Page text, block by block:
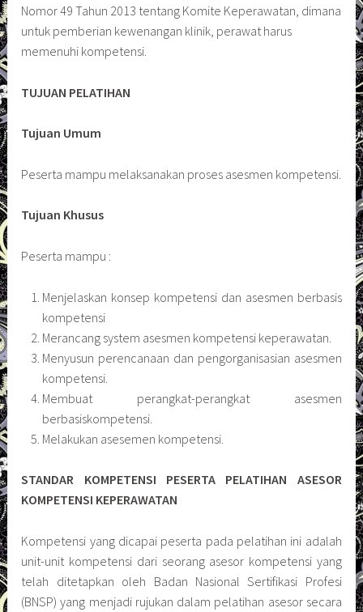
Nomor 49 Tahun 2013 tentang Komite Keperawatan, dimana
untuk pemberian kewenangan klinik, perawat harus
memenuhi kompetensi.
TUJUAN PELATIHAN
Tujuan Umum
Peserta mampu melaksanakan proses asesmen kompetensi.
Tujuan Khusus
Peserta mampu :
Menjelaskan konsep kompetensi dan asesmen berbasis
kompetensi
Merancang system asesmen kompetensi keperawatan.
Menyusun perencanaan dan pengorganisasian asesmen
kompetensi.
Membuat perangkat-perangkat asesmen
berbasiskompetensi.
Melakukan asesemen kompetensi.
STANDAR KOMPETENSI PESERTA PELATIHAN ASESOR
KOMPETENSI KEPERAWATAN
Kompetensi yang dicapai peserta pada pelatihan ini adalah
unit-unit kompetensi dari seorang asesor kompetensi yang
telah ditetapkan oleh Badan Nasional Sertifikasi Profesi
(BNSP) yang menjadi rujukan dalam pelatihan asesor secara